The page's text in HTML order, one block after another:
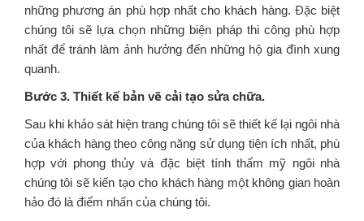
những phương án phù hợp nhất cho khách hàng. Đặc biệt
chúng tôi sẽ lựa chọn những biện pháp thi công phù hợp
nhất để tránh làm ảnh hưởng đến những hộ gia đình xung
quanh.
Bước 3. Thiết kế bản vẽ cải tạo sửa chữa.
Sau khi khảo sát hiện trang chúng tôi sẽ thiết kế lại ngôi nhà
của khách hàng theo công năng sử dụng tiện ích nhất, phù
hợp với phong thủy và đặc biệt tính thẩm mỹ ngôi nhà
chúng tôi sẽ kiến tạo cho khách hàng một không gian hoàn
hảo đó là điểm nhấn của chúng tôi.